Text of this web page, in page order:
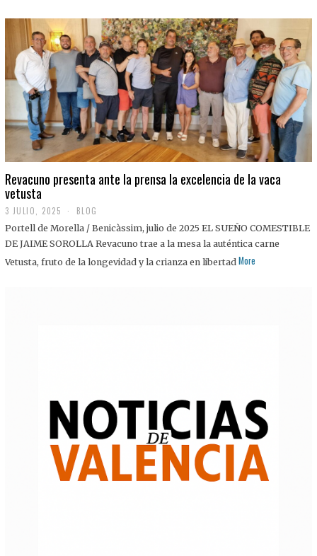
2
5
Revacuno presenta ante la prensa la excelencia de la vaca
vetusta
3 JULIO, 2025
J
U
I
BLOG
Portell de Morella / Benicàssim, julio de 2025 EL SUEÑO COMESTIBLE
DE JAIME SOROLLA Revacuno trae a la mesa la auténtica carne
Vetusta, fruto de la longevidad y la crianza en libertad More